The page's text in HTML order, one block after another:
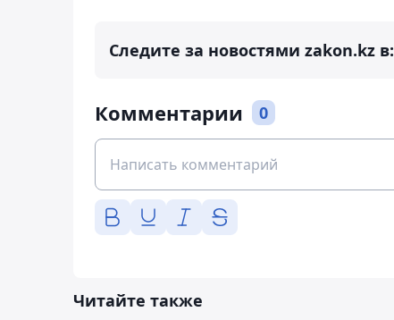
Следите за новостями zakon.kz в:
Комментарии 0
Читайте также